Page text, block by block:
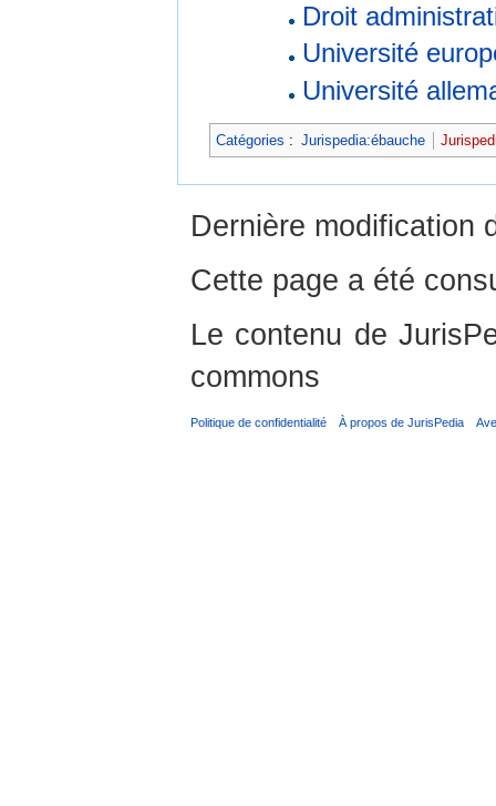
Droit
Université
Université
Catégories : Jurispedia:ébauche
Dernière modification
Cette page a été
Le contenu de
commons
Politique de confidentialité À propos de JurisPedia